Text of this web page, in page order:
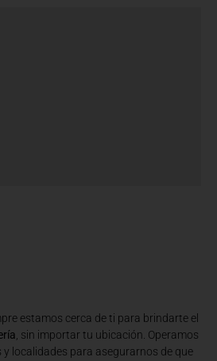
estamos cerca de ti para brindarte el
, sin importar tu ubicación. Operamos
localidades para asegurarnos de que